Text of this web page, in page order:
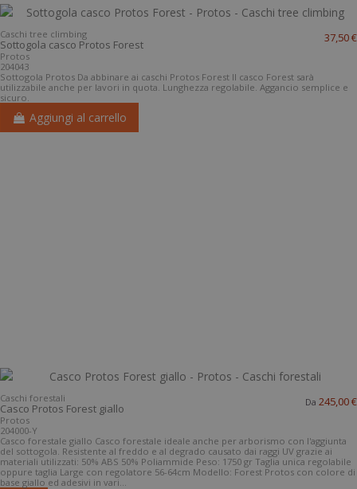
Caschi tree climbing
Sottogola casco Protos Forest
Protos
204043
37,50 €
Sottogola Protos Da abbinare ai caschi Protos Forest Il casco Forest sarà
utilizzabile anche per lavori in quota. Lunghezza regolabile. Aggancio semplice e
sicuro.
Aggiungi al carrello
Caschi forestali
Casco Protos Forest giallo
Protos
204000-Y
Da 245,00 €
Casco forestale giallo Casco forestale ideale anche per arborismo con l'aggiunta
del sottogola. Resistente al freddo e al degrado causato dai raggi UV grazie ai
materiali utilizzati: 50% ABS 50% Poliammide Peso: 1750 gr Taglia unica regolabile
oppure taglia Large con regolatore 56-64cm Modello: Forest Protos con colore di
base giallo ed adesivi in vari...